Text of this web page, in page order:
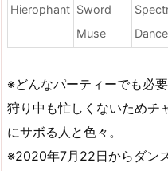
Hierophant Sword
Muse
※どんなパーティーでも必
狩り中も忙しくないためチ
にサボる人と色々。
※2020年7月22日からダン